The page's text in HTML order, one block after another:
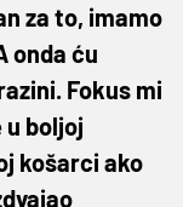
za to, imamo
onda ću
Fokus mi
u boljoj
košarci ako